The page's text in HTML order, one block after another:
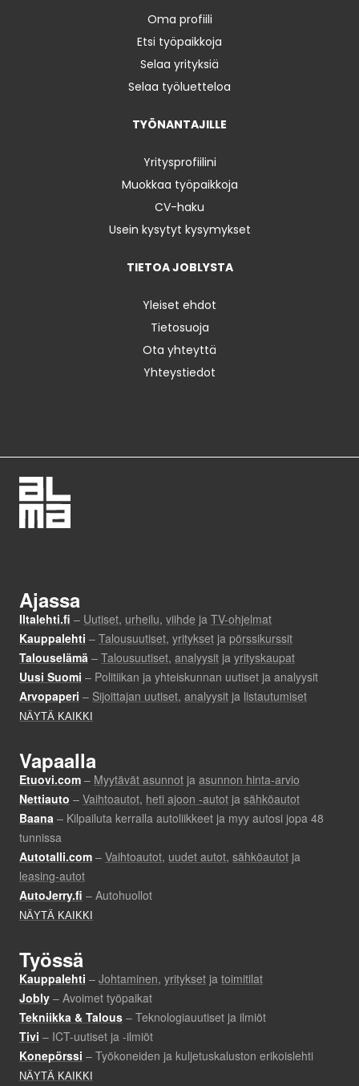
Oma profiili
Etsi työpaikkoja
Selaa yrityksiä
Selaa työluetteloa
TYÖNANTAJILLE
Yritysprofiilini
Muokkaa työpaikkoja
CV-haku
Usein kysytyt kysymykset
TIETOA JOBLYSTA
Yleiset ehdot
Tietosuoja
Ota yhteyttä
Yhteystiedot